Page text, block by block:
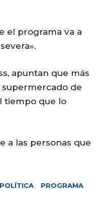
el programa va a
apuntan que más
de
tiempo que lo
a las personas que
POLÍTICA
PROGRAMA